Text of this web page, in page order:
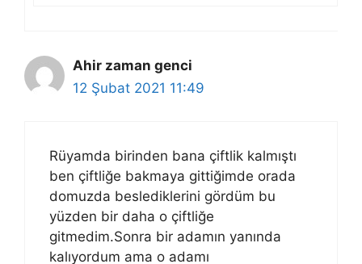
Ahir zaman genci
12 Şubat 2021 11:49
Rüyamda birinden bana çiftlik kalmıştı
ben çiftliğe bakmaya gittiğimde orada
domuzda beslediklerini gördüm bu
yüzden bir daha o çiftliğe
gitmedim.Sonra bir adamın yanında
kalıyordum ama o adamı